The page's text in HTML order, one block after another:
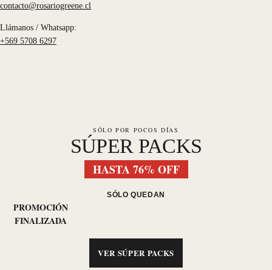
contacto@rosariogreene.cl
Llámanos / Whatsapp:
+569 5708 6297
SÓLO POR POCOS DÍAS
SÚPER PACKS
HASTA 76% OFF
SÓLO QUEDAN
PROMOCIÓN
FINALIZADA
VER SÚPER PACKS